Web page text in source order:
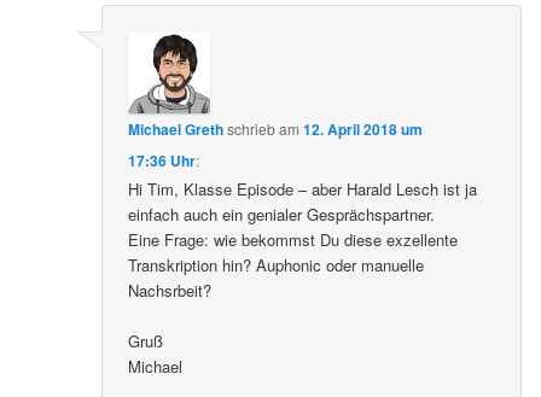
Michael Grethschriebam12. April 2018 um
17:36 Uhr:
Hi Tim, Klasse Episode – aber Harald Lesch ist ja
einfach auch ein genialer Gesprächspartner.
Eine Frage: wie bekommst Du diese exzellente
Transkription hin? Auphonic oder manuelle
Nachsrbeit?
Gruß
Michael